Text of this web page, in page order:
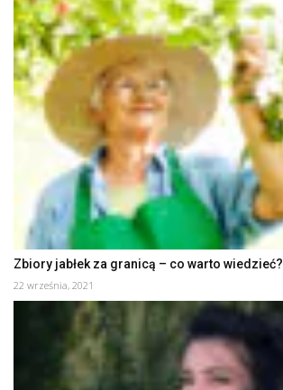
Zbiory jabłek za granicą – co warto wiedzieć?
22 września, 2021